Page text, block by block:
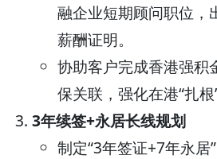
融企业短期顾问职位，
薪酬证明。
协助客户完成香港强积
保关联，强化在港“扎根
3年续签+永居长线规划
制定“3年签证+7年永居